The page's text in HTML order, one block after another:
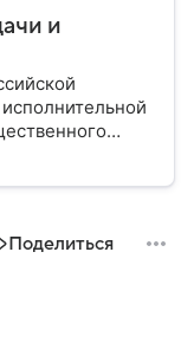
и
как
Поделиться